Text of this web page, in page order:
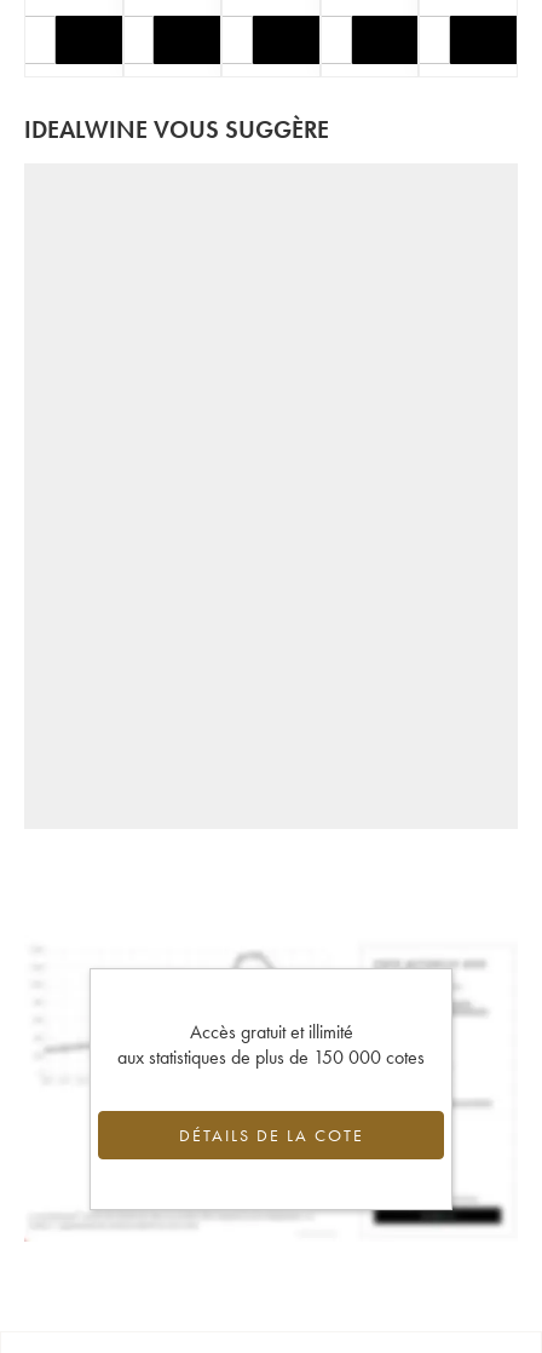
IDEALWINE VOUS SUGGÈRE
Accès gratuit et illimité
aux statistiques de plus de 150 000 cotes
DÉTAILS DE LA COTE